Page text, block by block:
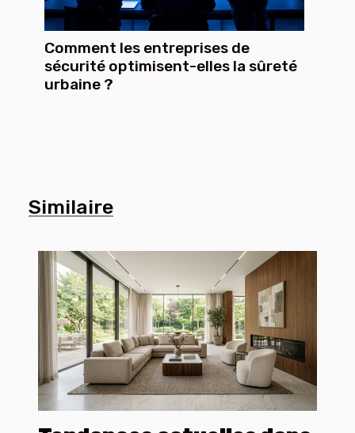
Comment les entreprises de
sécurité optimisent-elles la sûreté
urbaine ?
Similaire